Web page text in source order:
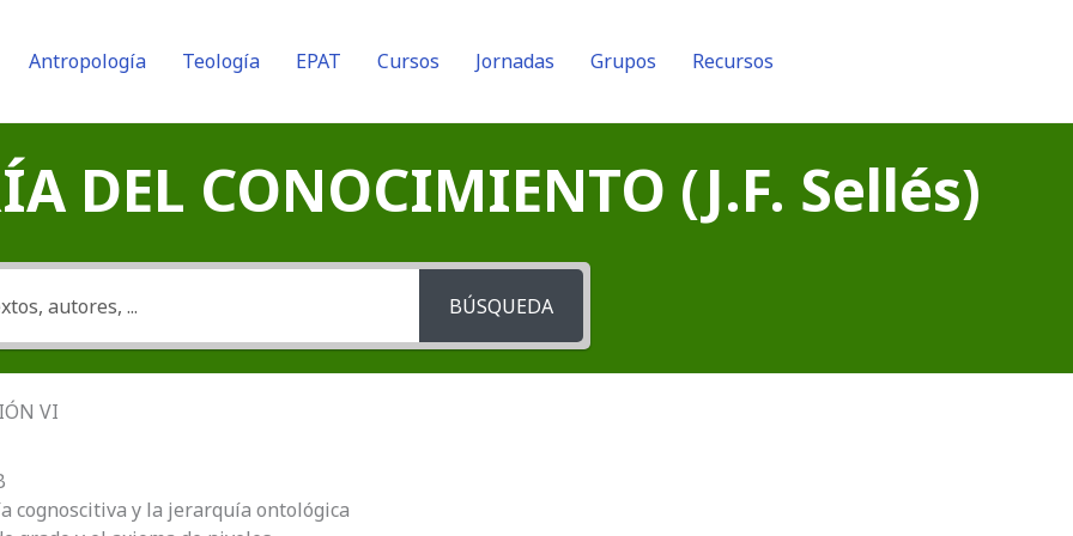
Antropología Teología EPAT Cursos Jornadas Grupos Recursos
DEL CONOCIMIENTO (J.F. Sellés)
BÚSQUEDA
VI
cognoscitiva y la jerarquía ontológica